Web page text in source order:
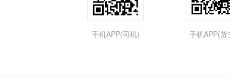
手机APP(司机) 手机APP(货